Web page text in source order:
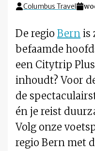
Columbus Travel
De regio Bern is
befaamde
een Citytrip
inhoudt? Voor
de
én je reist
Volg onze
regio Bern met